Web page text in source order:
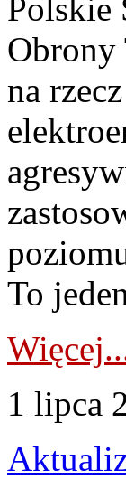
Polskie
Obrony
na
To
1 lipca